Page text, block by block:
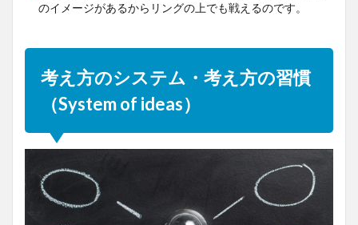
のイメージがあるからリングの上でも戦えるのです。
考え方のシステム・考え方の習慣
（System of ideas）